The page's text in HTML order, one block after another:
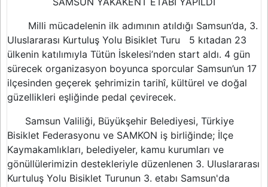
Milli mücadelenin ilk adımının atıldığı Samsun’da, 3.
Uluslararası Kurtuluş Yolu Bisiklet Turu
5 kıtadan 23
ülkenin katılımıyla Tütün İskelesi’nden start aldı. 4 gün
sürecek organizasyon boyunca sporcular Samsun’un 17
ilçesinden geçerek şehrimizin tarihî, kültürel ve doğal
güzellikleri eşliğinde pedal çevirecek.
Samsun Valiliği, Büyükşehir Belediyesi, Türkiye
Bisiklet Federasyonu ve SAMKON iş birliğinde; İlçe
Kaymakamlıkları, belediyeler, kamu kurumları ve
gönüllülerimizin destekleriyle düzenlenen 3. Uluslararası
Kurtuluş Yolu Bisiklet Turunun 3. etabı Samsun'da